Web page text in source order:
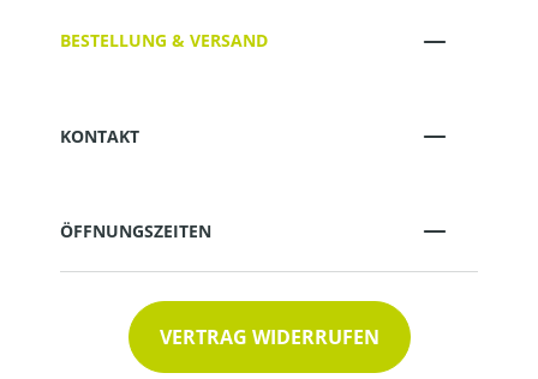
BESTELLUNG & VERSAND
KONTAKT
ÖFFNUNGSZEITEN
VERTRAG WIDERRUFEN